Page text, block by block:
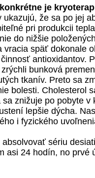
je
ukazujú, že sa po jej
pri produkcii
do nižšie
vracia späť dokonale
antioxidantov.
zrýchli bunková
tkanív. Preto sa
bolesti. Cholesterol
sa znižuje po pobyte v
lepšie dýcha.
i fyzického
absolvovať sériu
asi 24 hodín, no prvé